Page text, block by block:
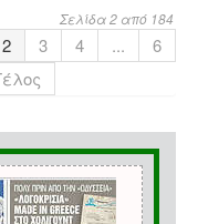
Σελίδα 2 από 184
2 3 4 ...
6